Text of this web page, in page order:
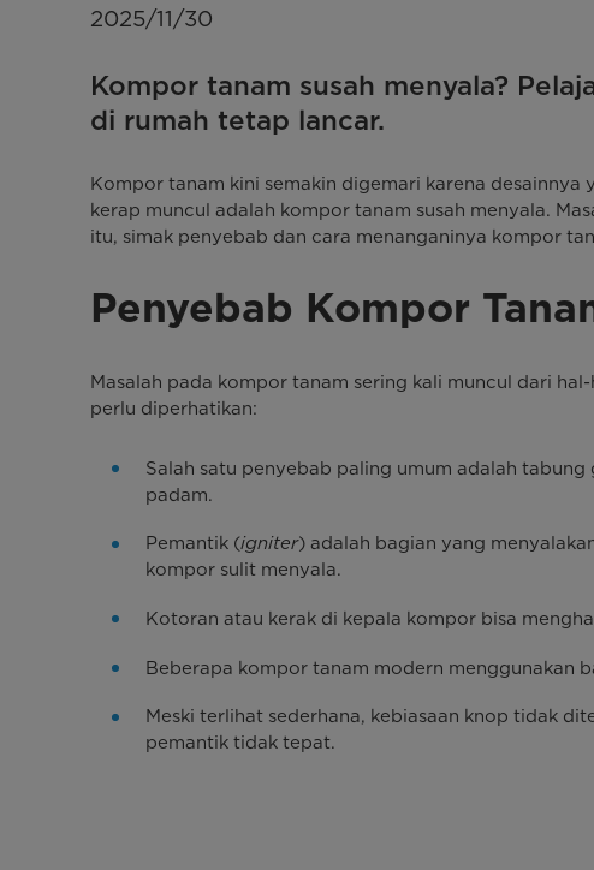
Kompor tanam susah menyala?
di rumah tetap lancar.
2025/11/30
Kompor tanam kini semakin digemari karena
kerap muncul adalah kompor tanam susah menyala.
itu, simak penyebab dan cara menanganinya kompor
Penyebab Kompor
Masalah pada kompor tanam sering kali muncul dari
perlu diperhatikan:
Salah satu penyebab paling umum adalah
padam.
Pemantik (igniter) adalah bagian yang
kompor sulit menyala.
Kotoran atau kerak di kepala kompor bisa
Beberapa kompor tanam modern menggunakan
Meski terlihat sederhana, kebiasaan knop tidak
pemantik tidak tepat.